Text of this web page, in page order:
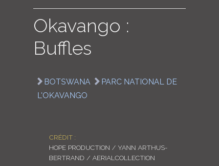
Okavango :
Buffles
BOTSWANA
PARC NATIONAL DE
L'OKAVANGO
CRÉDIT :
HOPE PRODUCTION / YANN ARTHUS-
BERTRAND / AERIALCOLLECTION